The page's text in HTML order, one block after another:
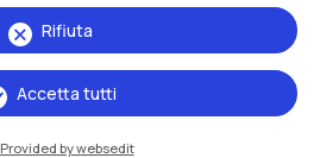
Rifiuta
Accetta tutti
Provided by websedit